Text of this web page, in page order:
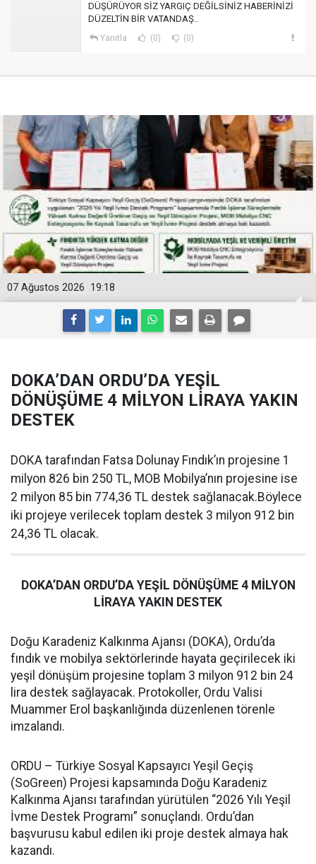
DÜŞÜRÜYOR SİZ YARGIÇ DEĞİLSİNİZ HABERİNİZİ
DÜZELTİN BİR VATANDAŞ..
Yanıtla (0) (0)
19:18
07 Ağustos 2026
DOKA’DAN ORDU’DA YEŞİL
DÖNÜŞÜME 4 MİLYON LİRAYA YAKIN
DESTEK
DOKA tarafından Fatsa Dolunay Fındık’ın projesine 1
milyon 826 bin 250 TL, MOB Mobilya’nın projesine ise
2 milyon 85 bin 774,36 TL destek sağlanacak.Böylece
iki projeye verilecek toplam destek 3 milyon 912 bin
24,36 TL olacak.
DOKA’DAN ORDU’DA YEŞİL DÖNÜŞÜME 4 MİLYON
LİRAYA YAKIN DESTEK
Doğu Karadeniz Kalkınma Ajansı (DOKA), Ordu’da
fındık ve mobilya sektörlerinde hayata geçirilecek iki
yeşil dönüşüm projesine toplam 3 milyon 912 bin 24
lira destek sağlayacak. Protokoller, Ordu Valisi
Muammer Erol başkanlığında düzenlenen törenle
imzalandı.
ORDU – Türkiye Sosyal Kapsayıcı Yeşil Geçiş
(SoGreen) Projesi kapsamında Doğu Karadeniz
Kalkınma Ajansı tarafından yürütülen “2026 Yılı Yeşil
İvme Destek Programı” sonuçlandı. Ordu’dan
başvurusu kabul edilen iki proje destek almaya hak
kazandı.